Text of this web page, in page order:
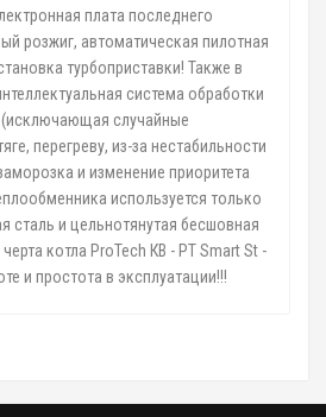
плата последнего
розжиг, автоматическая пилотная
турбоприставки! Также в
система обработки
случайные
перегреву, из-за нестабильности
и изменение приоритета
используется только
сталь и цельнотянутая бесшовная
черта котла ProTech КВ - РТ Smart St -
и простота в эксплуатации!!!